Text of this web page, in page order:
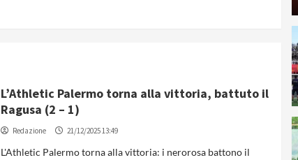
L’Athletic Palermo torna alla vittoria, battuto il
Ragusa (2 – 1)
Redazione 21/12/2025 13:49
L'Athletic Palermo torna alla vittoria: i nerorosa battono il